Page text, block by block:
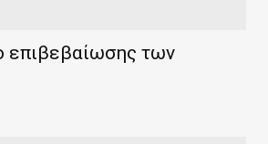
επιβεβαίωσης των